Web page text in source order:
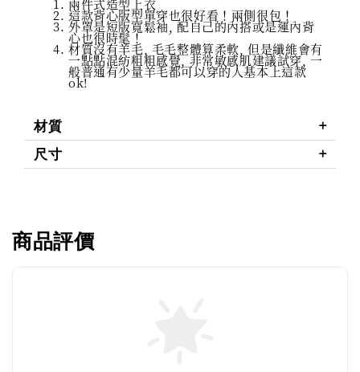
兩件式造型上衣
這款背心版型單穿也很好看！兩側很包！
外罩是短版寬鬆袖, 配自己的內搭或是運內背
心也很時髦！
材質沒有羊毛, 毛毛整體算柔軟, 但是纖維會有
一點點混紡粗粗感覺, 非常敏感肌建議試穿, 一
般普通有少量羊毛都可以穿的人基本上這款
ok!
材質
尺寸
商品評價